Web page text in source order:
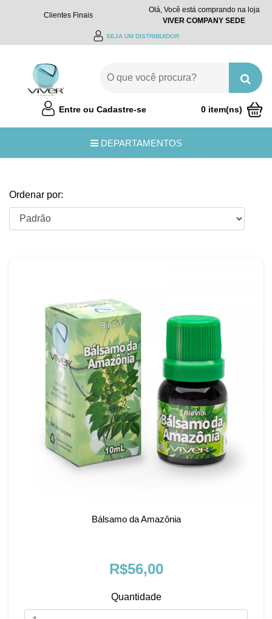
Clientes Finais
Olá, Você está comprando na loja
VIVER COMPANY SEDE
SEJA UM DISTRIBUIDOR
Entre ou Cadastre-se
0 item(ns)
DEPARTAMENTOS
Ordenar por:
Bálsamo da Amazônia
R$56,00
Quantidade